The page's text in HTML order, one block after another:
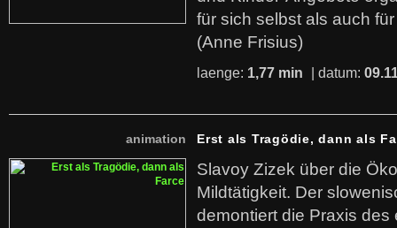
für sich selbst als auch
(Anne Frisius)
laenge: 1,77 min | datum:
animation Erst als Tragödie, dann als
Slavoy Zizek über die
Mildtätigkeit. Der
demontiert die Praxis des